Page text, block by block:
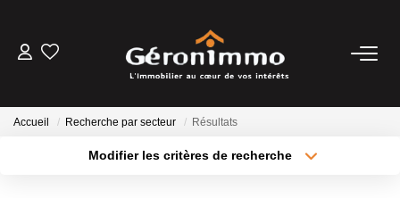
Accueil Recherche par secteur Résultats
Modifier les critères de recherche